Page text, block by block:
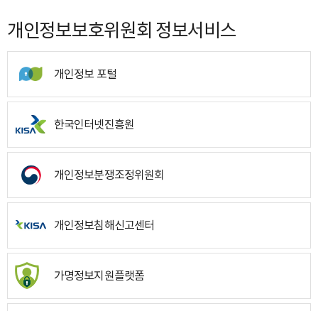
개인정보보호위원회 정보서비스
개인정보 포털
한국인터넷진흥원
개인정보분쟁조정위원회
개인정보침해신고센터
가명정보지원플랫폼